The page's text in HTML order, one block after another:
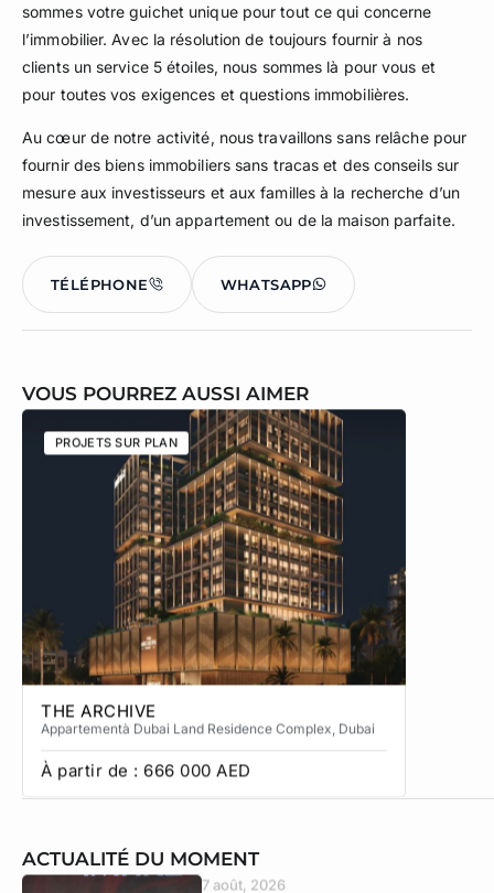
sommes votre guichet unique pour tout ce qui concerne
l’immobilier. Avec la résolution de toujours fournir à nos
clients un service 5 étoiles, nous sommes là pour vous et
pour toutes vos exigences et questions immobilières.
Au cœur de notre activité, nous travaillons sans relâche pour
fournir des biens immobiliers sans tracas et des conseils sur
mesure aux investisseurs et aux familles à la recherche d’un
investissement, d’un appartement ou de la maison parfaite.
TÉLÉPHONE WHATSAPP
VOUS POURREZ AUSSI AIMER
PROJETS SUR PLAN
THE ARCHIVE
Appartementà Dubai Land Residence Complex , Dubai
À partir de : 666 000 AED
ACTUALITÉ DU MOMENT
7 août, 2026